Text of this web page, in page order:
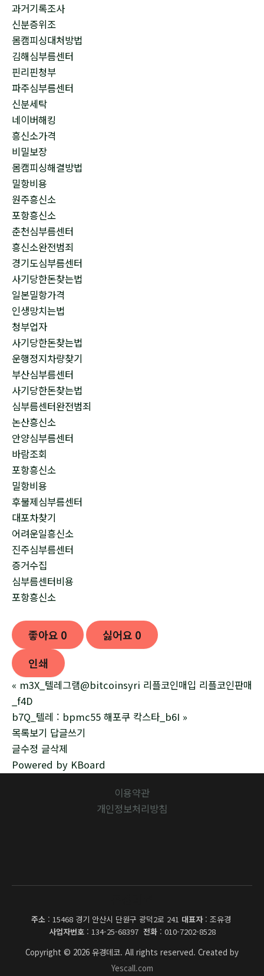
과거기록조사
신분증위조
몸캠피싱대처방법
김해심부름센터
핀리핀청부
파주심부름센터
신분세탁
네이버해킹
흥신소가격
비밀보장
몸캠피싱해결방법
밀항비용
원주흥신소
포항흥신소
춘천심부름센터
흥신소완전범죄
경기도심부름센터
사기당한돈찾는법
일본밀항가격
인생망치는법
청부업자
사기당한돈찾는법
운행정지차량찾기
부산심부름센터
사기당한돈찾는법
심부름센터완전범죄
논산흥신소
안양심부름센터
바람조회
포항흥신소
밀항비용
후불제심부름센터
대포차찾기
어려운일흥신소
진주심부름센터
증거수집
심부름센터비용
포항흥신소
좋아요 0 싫어요 0
인쇄
« m3X_텔레그램@bitcoinsyri 리플코인매입 리플코인판매
_f4D
b7Q_텔레 : bpmc55 해포쿠 칵스타_b6I »
목록보기 답글쓰기
글수정 글삭제
Powered by KBoard
이용약관
개인정보처리방침
주소: 15468 경기 안산시 단원구 광덕2로 241 대표자: 조유경
사업자번호: 134-25-68397 전화: 010-7202-8528
Copyright © 2026 유경데코. All rights reserved. Created by
Yescall.com